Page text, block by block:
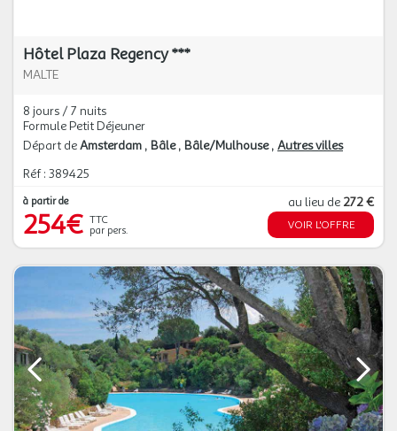
Hôtel Plaza Regency ***
MALTE
8 jours / 7 nuits
Formule Petit Déjeuner
Départ deAmsterdam Bâle Bâle/Mulhouse Autres villes
Réf : 389425
à partir de
254€ TTC
par pers.
au lieu de 272 €
VOIR L'OFFRE